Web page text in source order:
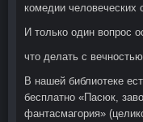
комедии человеческих
И только один вопрос
что делать с
В нашей библиотеке
бесплатно «Пасюк,
фантасмагория»